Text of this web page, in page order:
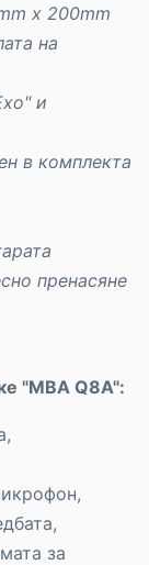
x 200mm
на
и
в комплекта
пренасяне
"MBA Q8A":
за